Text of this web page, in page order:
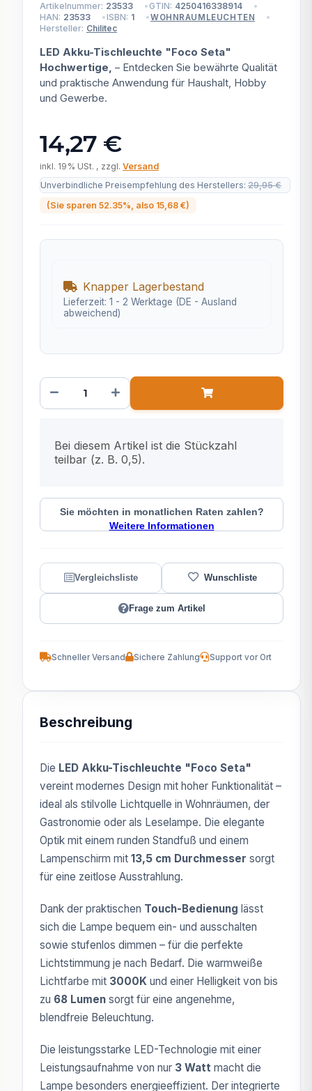
Artikelnummer: 23533 GTIN: 4250416338914
HAN: 23533 ISBN: 1 WOHNRAUMLEUCHTEN
Hersteller: Chilitec
LED Akku-Tischleuchte "Foco Seta"
Hochwertige, – Entdecken Sie bewährte Qualität
und praktische Anwendung für Haushalt, Hobby
und Gewerbe.
14,27 €
inkl. 19% USt. , zzgl. Versand
Unverbindliche Preisempfehlung des Herstellers: 29,95 €
(Sie sparen 52.35% , also 15,68 €)
Knapper Lagerbestand
Lieferzeit: 1 - 2 Werktage (DE - Ausland
abweichend)
Bei diesem Artikel ist die Stückzahl
teilbar (z. B. 0,5).
Sie möchten in monatlichen Raten zahlen?
Weitere Informationen
Frage zum Artikel
Schneller Versand Sichere Zahlung Support vor Ort
Beschreibung
Die LED Akku-Tischleuchte "Foco Seta"
vereint modernes Design mit hoher Funktionalität –
ideal als stilvolle Lichtquelle in Wohnräumen, der
Gastronomie oder als Leselampe. Die elegante
Optik mit einem runden Standfuß und einem
Lampenschirm mit 13,5 cm Durchmesser sorgt
für eine zeitlose Ausstrahlung.
Dank der praktischen Touch-Bedienung lässt
sich die Lampe bequem ein- und ausschalten
sowie stufenlos dimmen – für die perfekte
Lichtstimmung je nach Bedarf. Die warmweiße
Lichtfarbe mit 3000K und einer Helligkeit von bis
zu 68 Lumen sorgt für eine angenehme,
blendfreie Beleuchtung.
Die leistungsstarke LED-Technologie mit einer
Leistungsaufnahme von nur 3 Watt macht die
Lampe besonders energieeffizient. Der integrierte